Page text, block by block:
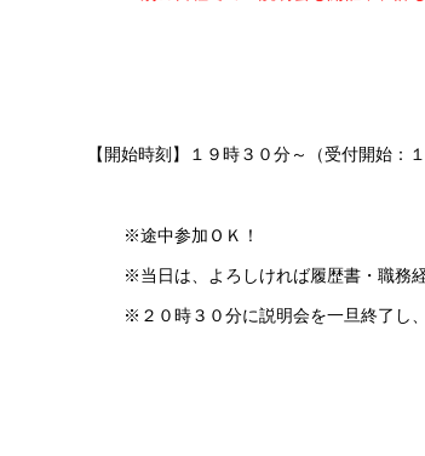
【開始時刻】１９時３０分～（受付開始：
※途中参加ＯＫ！
※当日は、よろしければ履歴書・職務
※２０時３０分に説明会を一旦終了し